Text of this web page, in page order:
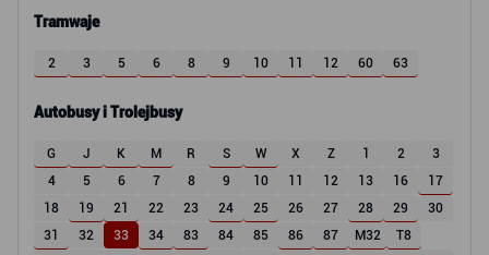
Tramwaje
2 3 5 6 8 9 10 11 12 60 63
Autobusy i Trolejbusy
G J K M R S W X Z 1 2
3
4
5 6 7 8 9 10 11 12 13 16
17
18
19 21 22 23 24 25 26 27 28 29
30
31
32 33 34 83 84 85 86 87 M32 T8